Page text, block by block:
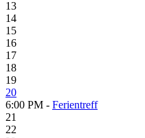
13
14
15
16
17
18
19
20
6:00 PM - Ferientreff
21
22